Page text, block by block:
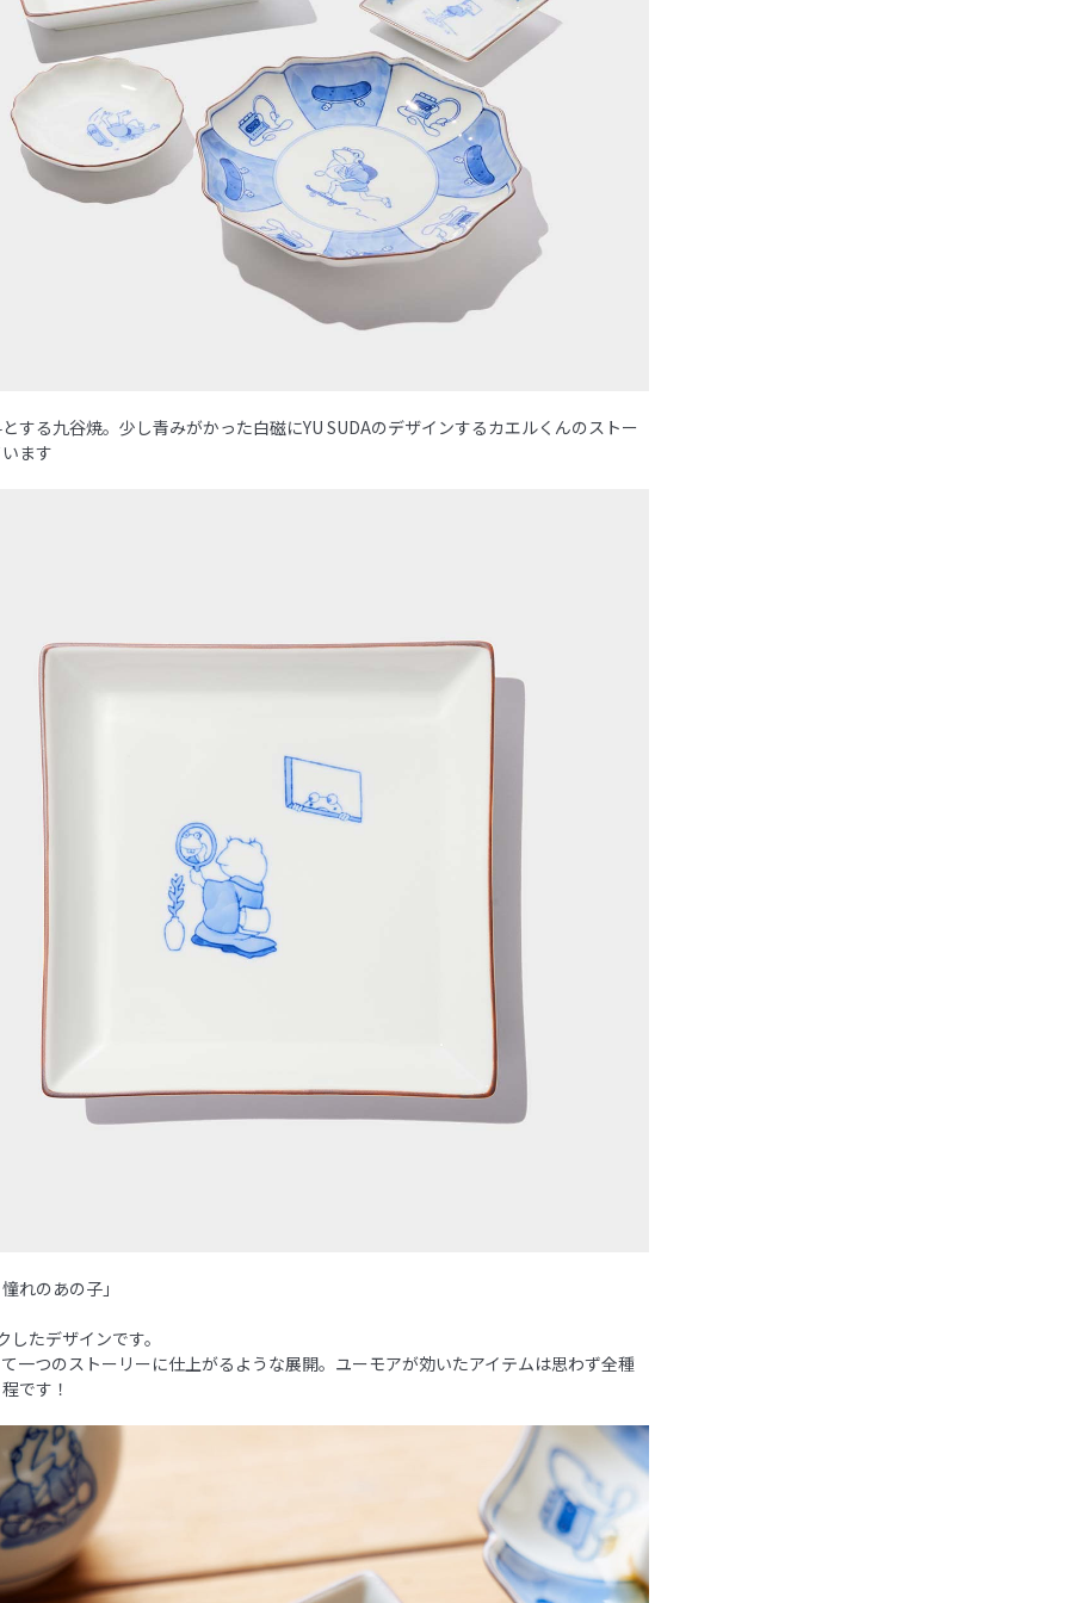
する九谷焼。少し青みがかった白磁にYU SUDAのデザインするカエルくんのストー
ます
れのあの子」
たデザインです。
一つのストーリーに仕上がるような展開。ユーモアが効いたアイテムは思わず全種
です！